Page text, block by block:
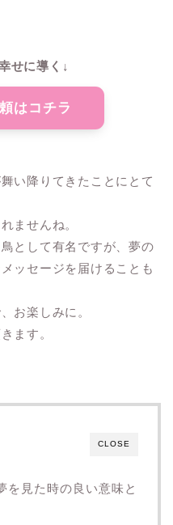
せに導く↓
はコチラ
い降りてきたことにとて
ませんね。
として有名ですが、夢の
ッセージを届けることも
お楽しみに。
ます。
CLOSE
を見た時の良い意味と